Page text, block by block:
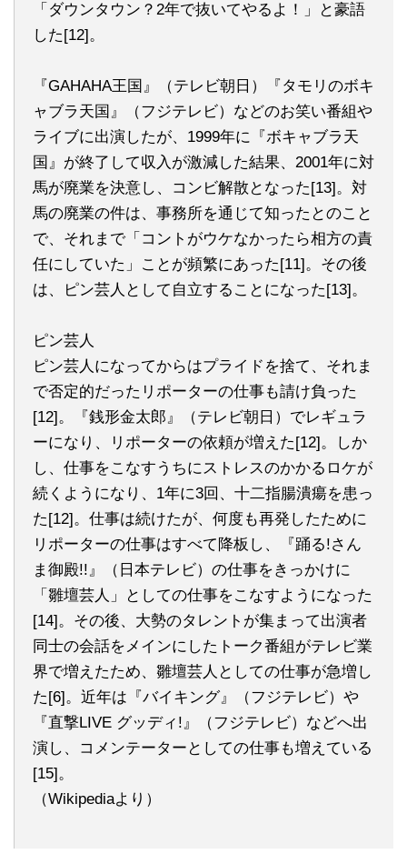
「ダウンタウン？2年で抜いてやるよ！」と豪語
した[12]。
『GAHAHA王国』（テレビ朝日）『タモリのボキ
ャブラ天国』（フジテレビ）などのお笑い番組や
ライブに出演したが、1999年に『ボキャブラ天
国』が終了して収入が激減した結果、2001年に対
馬が廃業を決意し、コンビ解散となった[13]。対
馬の廃業の件は、事務所を通じて知ったとのこと
で、それまで「コントがウケなかったら相方の責
任にしていた」ことが頻繁にあった[11]。その後
は、ピン芸人として自立することになった[13]。
ピン芸人
ピン芸人になってからはプライドを捨て、それま
で否定的だったリポーターの仕事も請け負った
[12]。『銭形金太郎』（テレビ朝日）でレギュラ
ーになり、リポーターの依頼が増えた[12]。しか
し、仕事をこなすうちにストレスのかかるロケが
続くようになり、1年に3回、十二指腸潰瘍を患っ
た[12]。仕事は続けたが、何度も再発したために
リポーターの仕事はすべて降板し、『踊る!さん
ま御殿!!』（日本テレビ）の仕事をきっかけに
「雛壇芸人」としての仕事をこなすようになった
[14]。その後、大勢のタレントが集まって出演者
同士の会話をメインにしたトーク番組がテレビ業
界で増えたため、雛壇芸人としての仕事が急増し
た[6]。近年は『バイキング』（フジテレビ）や
『直撃LIVE グッディ!』（フジテレビ）などへ出
演し、コメンテーターとしての仕事も増えている
[15]。
（Wikipediaより）